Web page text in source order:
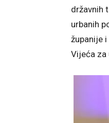
državnih
urbanih
županije
Vijeća za